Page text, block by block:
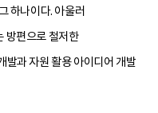
하나이다. 아울러
방편으로 철저한
발과 자원 활용 아이디어 개발